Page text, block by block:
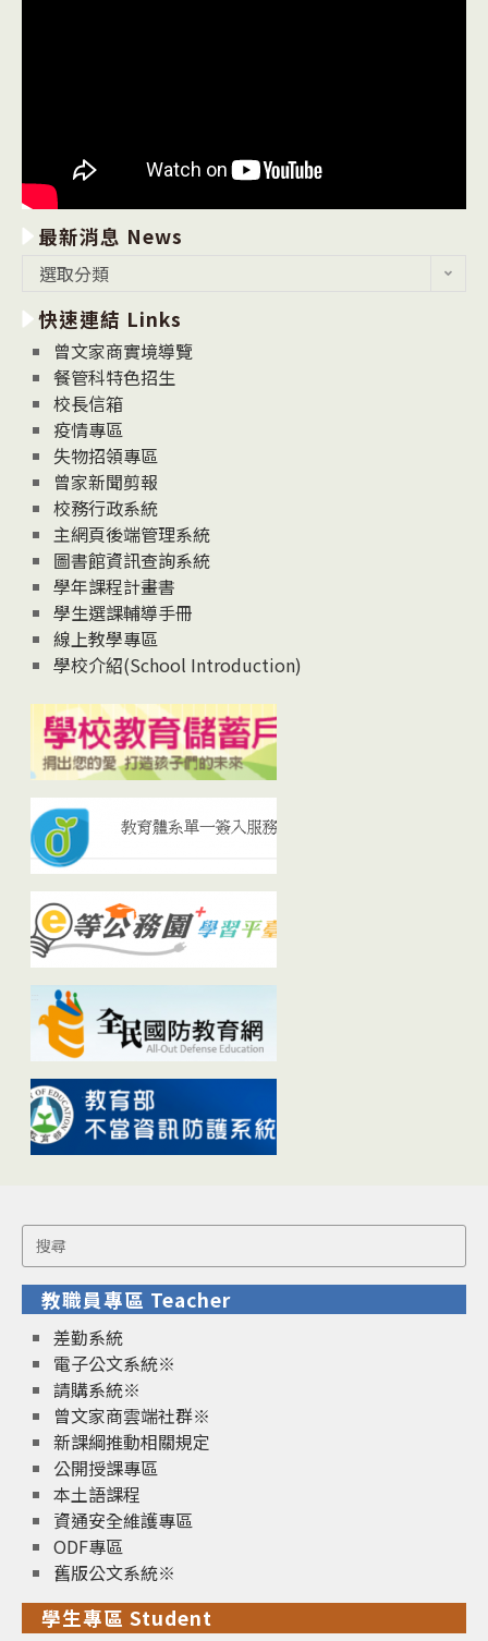
最新消息 News
消
息
News
選取分類
快速連結 Links
曾文家商實境導覽
餐管科特色招生
校長信箱
疫情專區
失物招領專區
曾家新聞剪報
校務行政系統
主網頁後端管理系統
圖書館資訊查詢系統
學年課程計畫書
學生選課輔導手冊
線上教學專區
學校介紹(School Introduction)
Search
for:
教職員專區 Teacher
差勤系統
電子公文系統※
請購系統※
曾文家商雲端社群※
新課綱推動相關規定
公開授課專區
本土語課程
資通安全維護專區
ODF專區
舊版公文系統※
學生專區 Student